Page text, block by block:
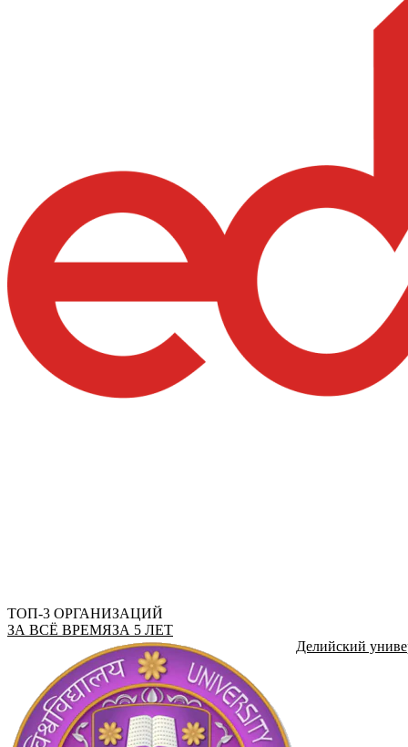
ТОП-3 ОРГАНИЗАЦИЙ
ЗА ВСЁ ВРЕМЯЗА 5 ЛЕТ
Делийский